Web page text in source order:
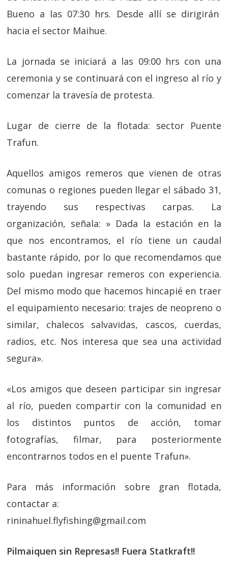
Bueno a las 07:30 hrs. Desde allí se dirigirán
hacia el sector Maihue.
La jornada se iniciará a las 09:00 hrs con una
ceremonia y se continuará con el ingreso al río y
comenzar la travesía de protesta.
Lugar de cierre de la flotada: sector Puente
Trafun.
Aquellos amigos remeros que vienen de otras
comunas o regiones pueden llegar el sábado 31,
trayendo sus respectivas carpas. La
organización, señala: » Dada la estación en la
que nos encontramos, el río tiene un caudal
bastante rápido, por lo que recomendamos que
solo puedan ingresar remeros con experiencia.
Del mismo modo que hacemos hincapié en traer
el equipamiento necesario: trajes de neopreno o
similar, chalecos salvavidas, cascos, cuerdas,
radios, etc. Nos interesa que sea una actividad
segura».
«Los amigos que deseen participar sin ingresar
al río, pueden compartir con la comunidad en
los distintos puntos de acción, tomar
fotografías, filmar, para posteriormente
encontrarnos todos en el puente Trafun».
Para más información sobre gran flotada,
contactar a:
rininahuel.flyfishing@gmail.com
Pilmaiquen sin Represas!! Fuera Statkraft!!